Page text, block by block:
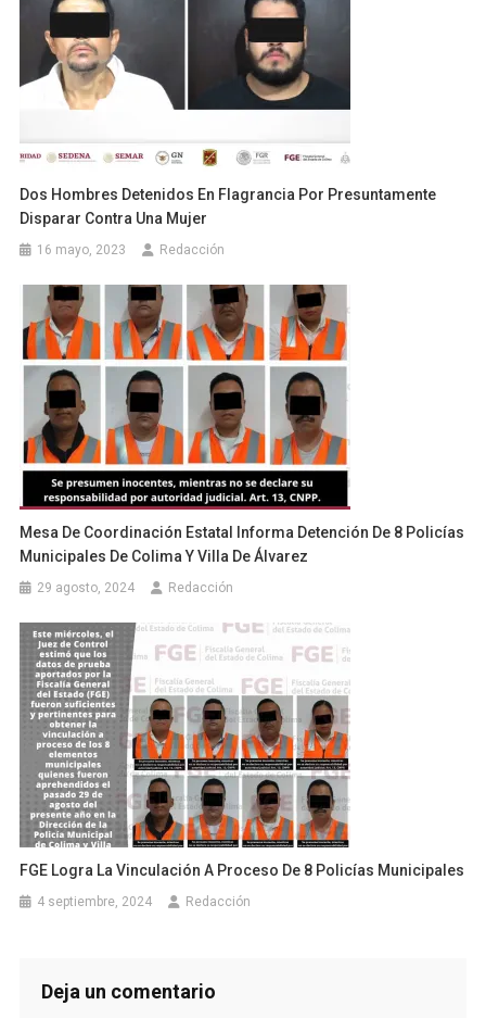
Dos Hombres Detenidos En Flagrancia Por Presuntamente
Disparar Contra Una Mujer
16 mayo, 2023 Redacción
Mesa De Coordinación Estatal Informa Detención De 8 Policías
Municipales De Colima Y Villa De Álvarez
29 agosto, 2024 Redacción
FGE Logra La Vinculación A Proceso De 8 Policías Municipales
4 septiembre, 2024 Redacción
Deja un comentario